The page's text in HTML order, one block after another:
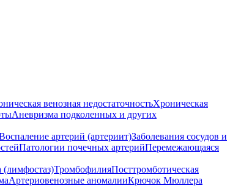
венозная недостаточностьХроническая
Аневризма подколенных и других
артерий (артериит)Заболевания сосудов и
Патологии почечных артерийПеремежающаяся
ТромбофилияПосттромботическая
Артериовенозные аномалииКрючок Мюллера